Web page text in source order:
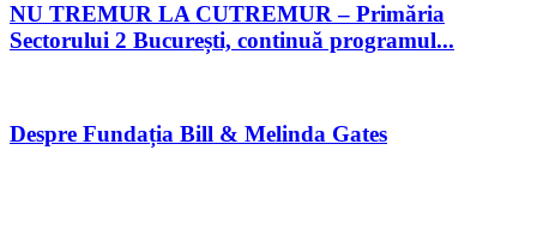
NU TREMUR LA CUTREMUR – Primăria
Sectorului 2 București, continuă programul...
Despre Fundația Bill & Melinda Gates